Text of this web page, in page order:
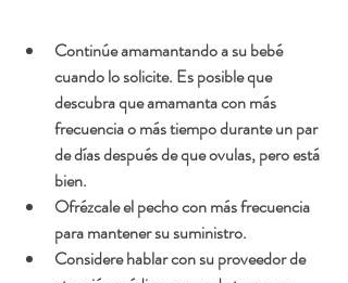
Continúe amamantando a su bebé
cuando lo solicite. Es posible que
descubra que amamanta con más
frecuencia o más tiempo durante un par
de días después de que ovulas, pero está
bien.
Ofrézcale el pecho con más frecuencia
para mantener su suministro.
Considere hablar con su proveedor de